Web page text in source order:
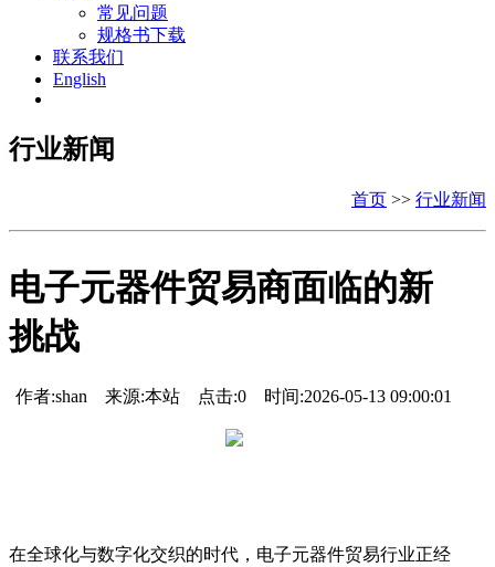
常见问题
规格书下载
联系我们
English
行业新闻
首页 >> 行业新闻
电子元器件贸易商面临的新
挑战
作者:shan 来源:本站 点击:0 时间:2026-05-13 09:00:01
在全球化与数字化交织的时代，电子元器件贸易行业正经